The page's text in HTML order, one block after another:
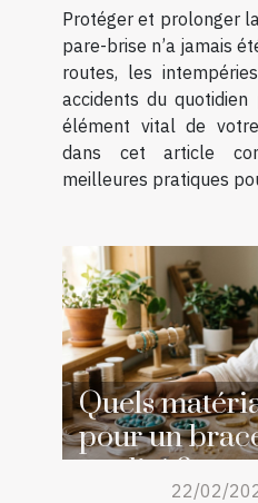
Protéger et prolonger
pare-brise n’a jamais
routes, les
accidents du
élément vital de
dans cet article
meilleures pratiques
Quels
pour un
qualité ?
22/02/